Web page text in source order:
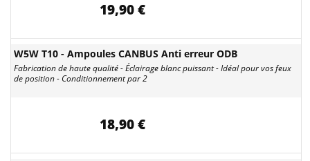
19,90 €
W5W T10 - Ampoules CANBUS Anti erreur ODB
Fabrication de haute qualité - Éclairage blanc puissant - Idéal pour vos feux
de position - Conditionnement par 2
18,90 €